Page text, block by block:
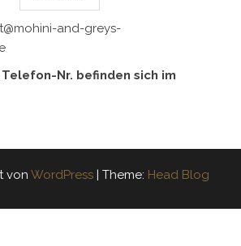
and-greys-
Nr. befinden sich im
von WordPress | Theme: Head Blog